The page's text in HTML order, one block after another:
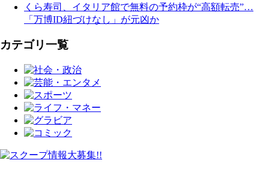
くら寿司、イタリア館で無料の予約枠が“高額転売”…
「万博ID紐づけなし」が元凶か
カテゴリ一覧